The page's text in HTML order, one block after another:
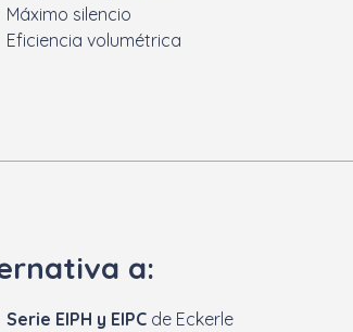
Máximo silencio
Eficiencia volumétrica
a:
Serie EIPH y EIPC de Eckerle